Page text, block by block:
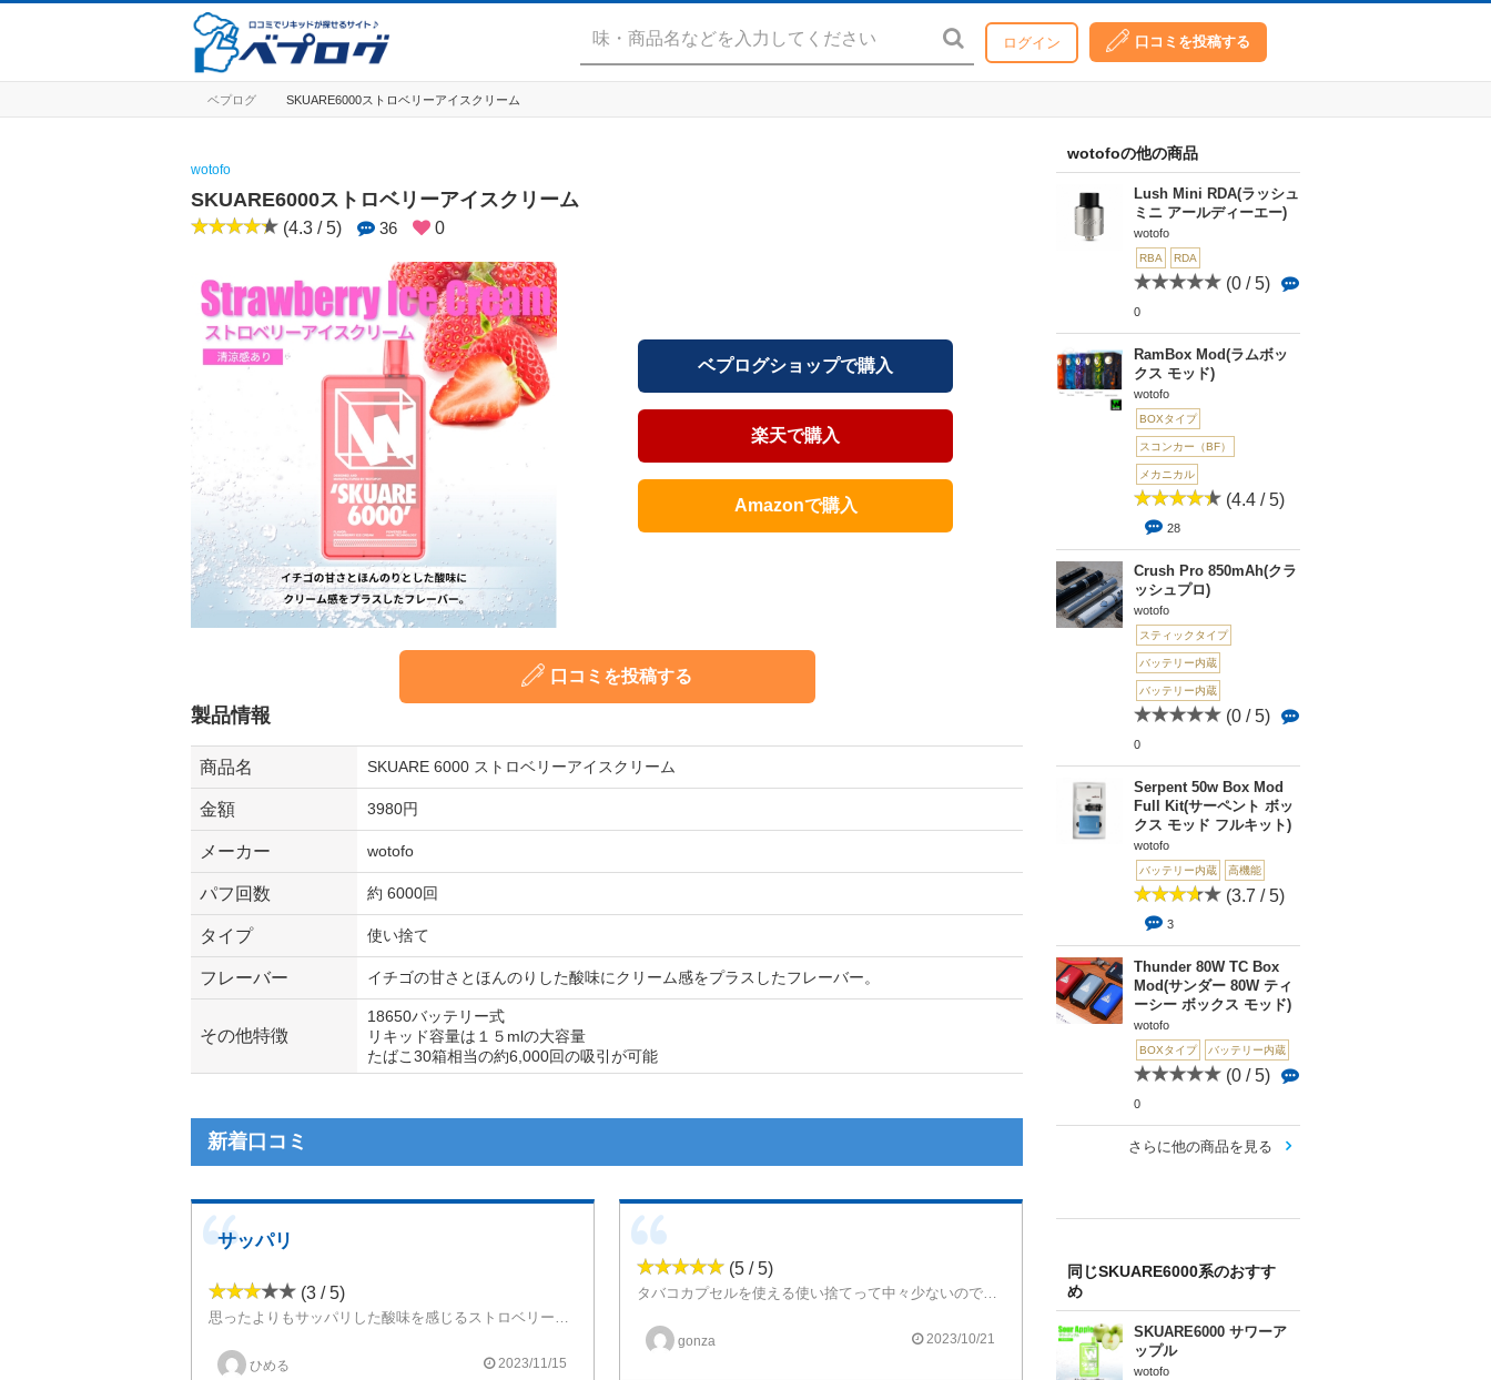
ログイン 口コミを投稿する
ベプログ SKUARE6000ストロベリーアイスクリーム
wotofoの他の商品
Lush Mini RDA(ラッシュ
ミニ アールディーエー)
wotofo
RBA RDA
(0 / 5)
0
RamBox Mod(ラムボッ
クス モッド)
wotofo
BOXタイプ
スコンカー（BF）
メカニカル
(4.4 / 5)
28
Crush Pro 850mAh(クラ
ッシュプロ)
wotofo
スティックタイプ
バッテリー内蔵
バッテリー内蔵
(0 / 5)
0
Serpent 50w Box Mod
Full Kit(サーペント ボッ
クス モッド フルキット)
wotofo
バッテリー内蔵 高機能
(3.7 / 5)
3
Thunder 80W TC Box
Mod(サンダー 80W ティ
ーシー ボックス モッド)
wotofo
BOXタイプ バッテリー内蔵
(0 / 5)
0
さらに他の商品を見る
同じSKUARE6000系のおすす
め
SKUARE6000 サワーア
ップル
wotofo
wotofo
SKUARE6000ストロベリーアイスクリーム
(4.3 / 5) 36 0
ベプログショップで購入
楽天で購入
Amazonで購入
口コミを投稿する
製品情報
商品名 SKUARE 6000 ストロベリーアイスクリーム
金額 3980円
メーカー wotofo
パフ回数 約 6000回
タイプ 使い捨て
フレーバー イチゴの甘さとほんのりした酸味にクリーム感をプラスしたフレーバー。
その他特徴
18650バッテリー式
リキッド容量は１５mlの大容量
たばこ30箱相当の約6,000回の吸引が可能
新着口コミ
サッパリ
(3 / 5)
思ったよりもサッパリした酸味を感じるストロベリーに甘すぎないクリームの風味のフレーバーでした。チェーンしてもくどくないのがすごくいい。
ひめる 2023/11/15
(5 / 5)
タバコカプセルを使える使い捨てって中々少ないので良いと思います。
gonza 2023/10/21